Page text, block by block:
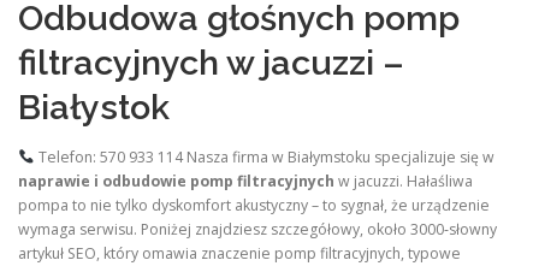
Odbudowa głośnych pomp
filtracyjnych w jacuzzi –
Białystok
Telefon: 570 933 114 Nasza firma w Białymstoku specjalizuje się w
naprawie i odbudowie pomp filtracyjnych w jacuzzi. Hałaśliwa
pompa to nie tylko dyskomfort akustyczny – to sygnał, że urządzenie
wymaga serwisu. Poniżej znajdziesz szczegółowy, około 3000‑słowny
artykuł SEO, który omawia znaczenie pomp filtracyjnych, typowe